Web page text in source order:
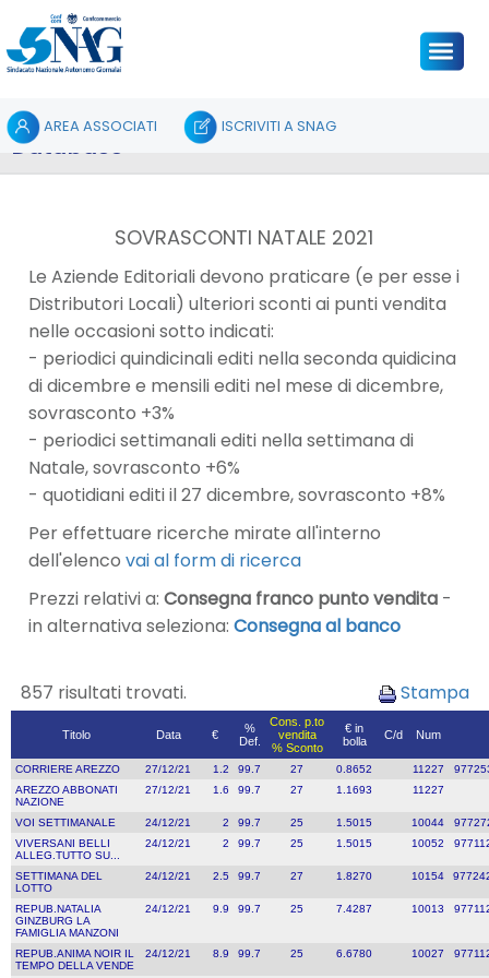
AREA ASSOCIATI ISCRIVITI A SNAG
Database
SOVRASCONTI NATALE 2021
Le Aziende Editoriali devono praticare (e per esse i
Distributori Locali) ulteriori sconti ai punti vendita
nelle occasioni sotto indicati:
- periodici quindicinali editi nella seconda quidicina
di dicembre e mensili editi nel mese di dicembre,
sovrasconto +3%
- periodici settimanali editi nella settimana di
Natale, sovrasconto +6%
- quotidiani editi il 27 dicembre, sovrasconto +8%
Per effettuare ricerche mirate all'interno
dell'elencovai al form di ricerca
Prezzi relativi a: Consegna franco punto vendita -
in alternativa seleziona: Consegna al banco
857 risultati trovati. Stampa
Titolo Data €
%
Def.
Cons. p.to
vendita
% Sconto
€ in
bolla
C/d Num
CORRIERE AREZZO 27/12/21 1.2 99.7 27 0.8652 11227
AREZZO ABBONATI
NAZIONE
27/12/21 1.6 99.7 27 1.1693 11227
VOI SETTIMANALE 24/12/21 2 99.7 25 1.5015 10044
VIVERSANI BELLI
ALLEG.TUTTO SU...
24/12/21 2 99.7 25 1.5015 10052
SETTIMANA DEL
LOTTO
24/12/21 2.5 99.7 27 1.8270 10154
REPUB.NATALIA
GINZBURG LA
FAMIGLIA MANZONI
24/12/21 9.9 99.7 25 7.4287 10013
REPUB.ANIMA NOIR IL
TEMPO DELLA VENDE
24/12/21 8.9 99.7 25 6.6780 10027